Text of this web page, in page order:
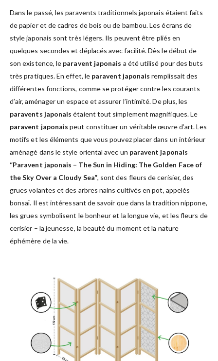
Dans le passé, les paravents traditionnels japonais étaient faits
de papier et de cadres de bois ou de bambou. Les écrans de
style japonais sont très légers. Ils peuvent être pliés en
quelques secondes et déplacés avec facilité. Dès le début de
son existence, le paravent japonais a été utilisé pour des buts
très pratiques. En effet, le paravent japonais remplissait des
différentes fonctions, comme se protéger contre les courants
d’air, aménager un espace et assurer l’intimité. De plus, les
paravents japonais étaient tout simplement magnifiques. Le
paravent japonais peut constituer un véritable œuvre d’art. Les
motifs et les éléments que vous pouvez placer dans un intérieur
aménagé dans le style oriental avec un paravent japonais
“Paravent japonais – The Sun in Hiding: The Golden Face of
the Sky Over a Cloudy Sea”, sont des fleurs de cerisier, des
grues volantes et des arbres nains cultivés en pot, appelés
bonsaï. Il est intéressant de savoir que dans la tradition nippone,
les grues symbolisent le bonheur et la longue vie, et les fleurs de
cerisier – la jeunesse, la beauté du moment et la nature
éphémère de la vie.